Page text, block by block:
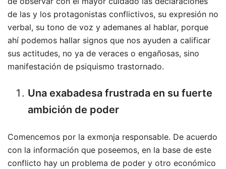
de las y los protagonistas conflictivos, su expresión no
verbal, su tono de voz y ademanes al hablar, porque
ahí podemos hallar signos que nos ayuden a calificar
sus actitudes, no ya de veraces o engañosas, sino
manifestación de psiquismo trastornado.
Una exabadesa frustrada en su fuerte
ambición de poder
Comencemos por la exmonja responsable. De acuerdo
con la información que poseemos, en la base de este
conflicto hay un problema de poder y otro económico